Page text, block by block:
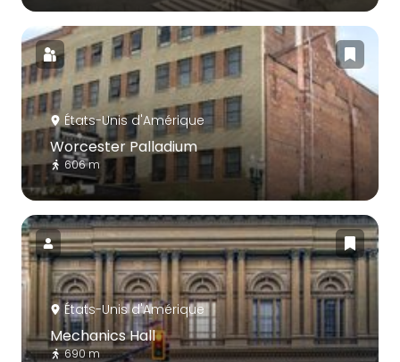
États-Unis d'Amérique
Worcester Palladium
606 m
États-Unis d'Amérique
Mechanics Hall
690 m